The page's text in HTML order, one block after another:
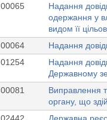
00065
Надання
одержання у
видом її
00064
Надання
01254
Надання
Державному
00081
Виправлення
органу, що